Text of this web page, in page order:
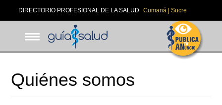
DIRECTORIO PROFESIONAL DE LA SALUD Cumaná | Sucre
Quiénes somos